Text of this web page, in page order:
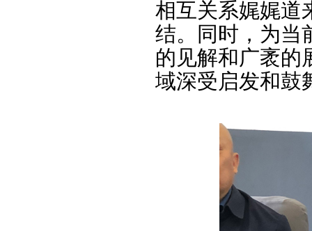
相互关系娓娓道
结。同时，为当
的见解和广袤的
域深受启发和鼓